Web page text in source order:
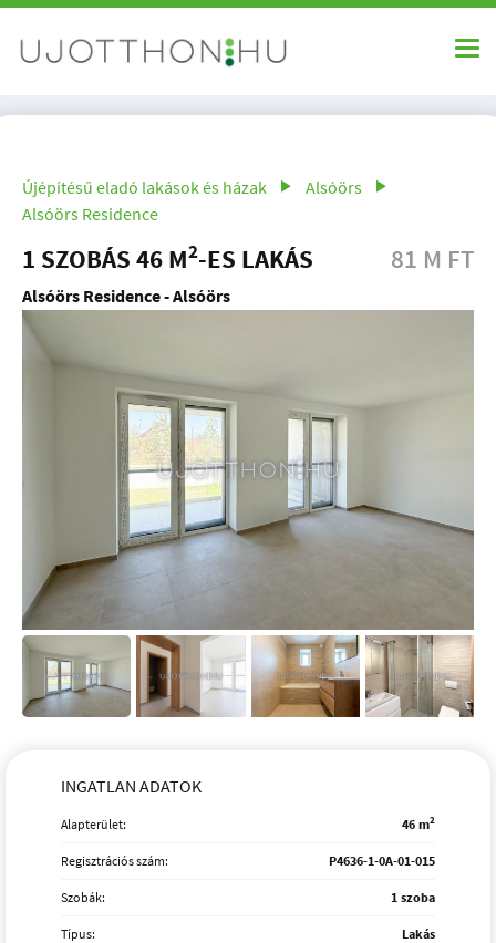
Újépítésű eladó lakások és házak
Alsóörs
Alsóörs Residence
1 SZOBÁS 46 M2-ES LAKÁS
Alsóörs Residence - Alsóörs
81 M FT
INGATLAN ADATOK
Alapterület: 46 m2
Regisztrációs szám: P4636-1-0A-01-015
Szobák: 1 szoba
Típus: Lakás